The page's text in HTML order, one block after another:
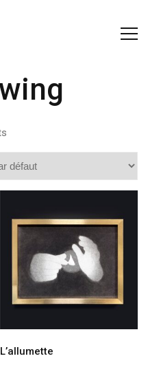
L’allumette